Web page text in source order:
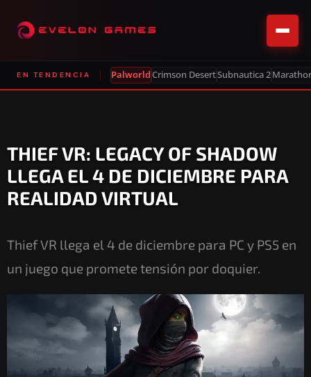
EN TENDENCIA PalworldCrimson DesertSubnautica 2
THIEF VR: LEGACY OF SHADOW
LLEGA EL 4 DE DICIEMBRE PARA
REALIDAD VIRTUAL
Thief VR llega el 4 de diciembre para PC y PS5 en
un juego que promete tensión por doquier.